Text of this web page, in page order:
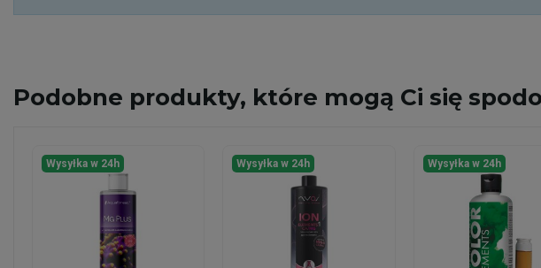
Podobne produkty, które mogą Ci się
Wysyłka w 24h Wysyłka w 24h Wysyłka w 24h